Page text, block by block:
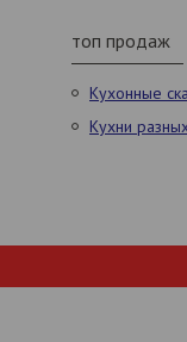
топ продаж
Кухонные
Кухни